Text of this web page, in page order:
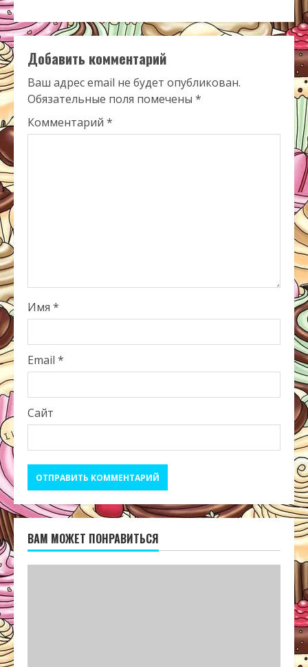
Добавить комментарий
Ваш адрес email не будет опубликован.
Обязательные поля помечены *
Комментарий *
Имя *
Email *
Сайт
ВАМ МОЖЕТ ПОНРАВИТЬСЯ